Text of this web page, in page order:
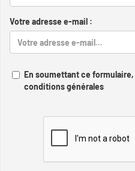
Votre adresse e-mail :
En soumettant ce
conditions générales